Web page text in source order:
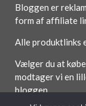
Bloggen er
form af affiliate
Alle produktlinks
Vælger du at
modtager vi en
bloggen.